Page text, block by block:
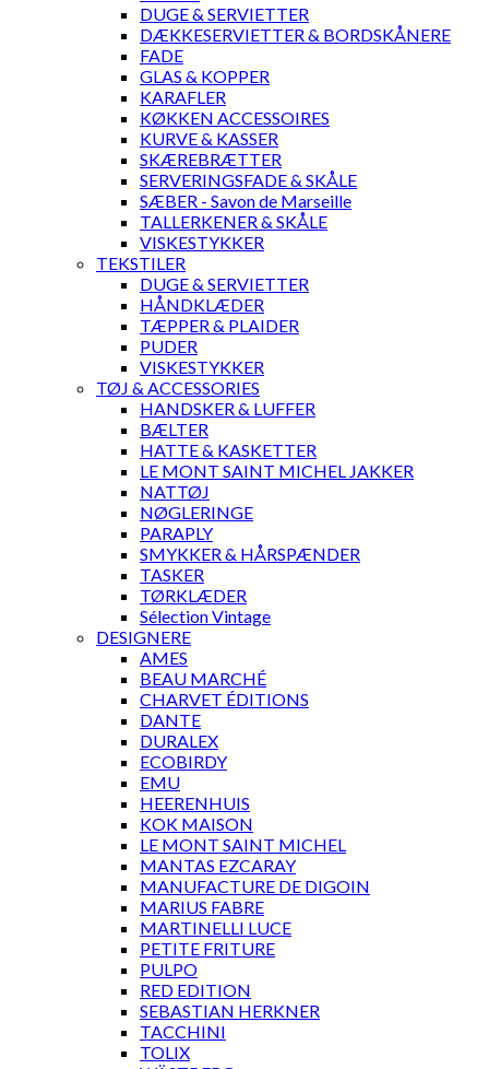
DUGE & SERVIETTER
DÆKKESERVIETTER & BORDSKÅNERE
FADE
GLAS & KOPPER
KARAFLER
KØKKEN ACCESSOIRES
KURVE & KASSER
SKÆREBRÆTTER
SERVERINGSFADE & SKÅLE
SÆBER - Savon de Marseille
TALLERKENER & SKÅLE
VISKESTYKKER
TEKSTILER
DUGE & SERVIETTER
HÅNDKLÆDER
TÆPPER & PLAIDER
PUDER
VISKESTYKKER
TØJ & ACCESSORIES
HANDSKER & LUFFER
BÆLTER
HATTE & KASKETTER
LE MONT SAINT MICHEL JAKKER
NATTØJ
NØGLERINGE
PARAPLY
SMYKKER & HÅRSPÆNDER
TASKER
TØRKLÆDER
Sélection Vintage
DESIGNERE
AMES
BEAU MARCHÉ
CHARVET ÉDITIONS
DANTE
DURALEX
ECOBIRDY
EMU
HEERENHUIS
KOK MAISON
LE MONT SAINT MICHEL
MANTAS EZCARAY
MANUFACTURE DE DIGOIN
MARIUS FABRE
MARTINELLI LUCE
PETITE FRITURE
PULPO
RED EDITION
SEBASTIAN HERKNER
TACCHINI
TOLIX